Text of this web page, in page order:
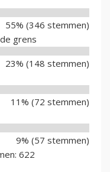
55% (346 stemmen)
grens
23% (148 stemmen)
11% (72 stemmen)
9% (57 stemmen)
622